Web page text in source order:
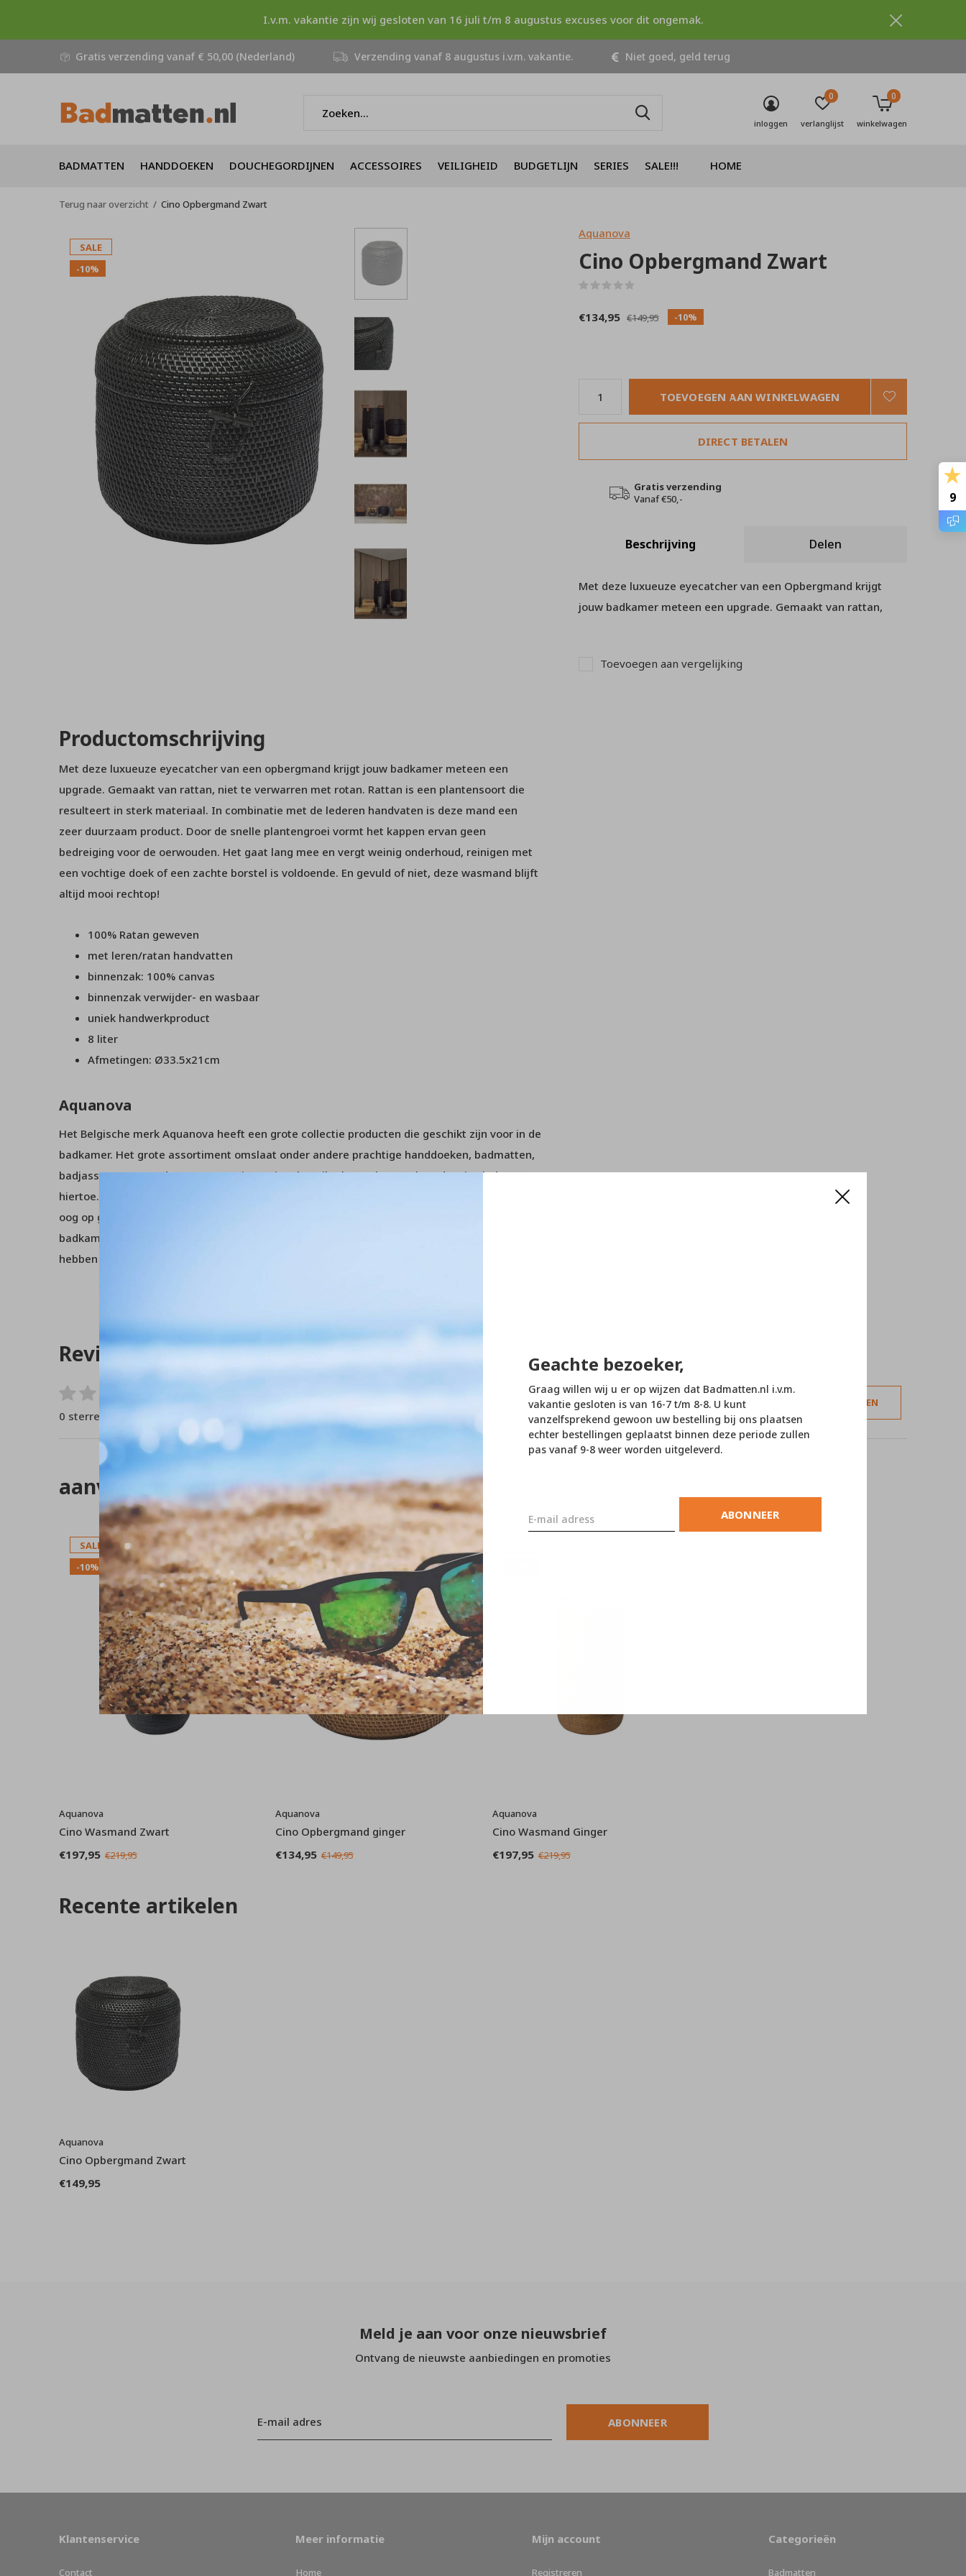
Geachte bezoeker,
Graag willen wij u er op wijzen dat Badmatten.nl i.v.m.
vakantie gesloten is van 16-7 t/m 8-8. U kunt
vanzelfsprekend gewoon uw bestelling bij ons plaatsen
echter bestellingen geplaatst binnen deze periode zullen
pas vanaf 9-8 weer worden uitgeleverd.
ABONNEER
BADMATTEN HANDDOEKEN DOUCHEGORDIJNEN ACCESSOIRES VEILIGHEID BUDGETLIJN SERIES SALE!!! HOME
inloggen verlanglijst
0
winkelwagen
0
Gratis verzending vanaf € 50,00 (Nederland) Verzending vanaf 8 augustus i.v.m. vakantie. Niet goed, geld terug
I.v.m. vakantie zijn wij gesloten van 16 juli t/m 8 augustus excuses voor dit ongemak.
Terug naar overzicht Cino Opbergmand Zwart
SALE
-10%
Aquanova
Cino Opbergmand Zwart
€134,95 €149,95 -10%
TOEVOEGEN AAN WINKELWAGEN
DIRECT BETALEN
Gratis verzending
Vanaf €50,-
Beschrijving Delen
Met deze luxueuze eyecatcher van een Opbergmand krijgt
jouw badkamer meteen een upgrade. Gemaakt van rattan,
Toevoegen aan vergelijking
Productomschrijving
Met deze luxueuze eyecatcher van een opbergmand krijgt jouw badkamer meteen een
upgrade. Gemaakt van rattan, niet te verwarren met rotan. Rattan is een plantensoort die
resulteert in sterk materiaal. In combinatie met de lederen handvaten is deze mand een
zeer duurzaam product. Door de snelle plantengroei vormt het kappen ervan geen
bedreiging voor de oerwouden. Het gaat lang mee en vergt weinig onderhoud, reinigen met
een vochtige doek of een zachte borstel is voldoende. En gevuld of niet, deze wasmand blijft
altijd mooi rechtop!
100% Ratan geweven
met leren/ratan handvatten
binnenzak: 100% canvas
binnenzak verwijder- en wasbaar
uniek handwerkproduct
8 liter
Afmetingen: Ø33.5x21cm
Aquanova
Het Belgische merk Aquanova heeft een grote collectie producten die geschikt zijn voor in de
badkamer. Het grote assortiment omslaat onder andere prachtige handdoeken, badmatten,
badjassen, wasmanden, zeeppompjes, spiegels, toilet borstels en opbergdoosjes behoren
hiertoe. Alle artikelen zijn gemaakt van hoogwaardige materialen en vervaardigd met het
oog op gebruikersgemak. Met de prachtige duurzame producten van Aquanova geeft u uw
badkamer in een handomdraai een rustgevende en mooie sfeer! Mocht u verder nog vragen
hebben over dit product of over iets anders, neem dan contact op met onze
Reviews
0 sterren op basis van 0 beoordelingen
JE BEOORDELING TOEVOEGEN
aanverwante artikelen
SALE
-10%
Aquanova
Cino Wasmand Zwart
€197,95 €219,95
SALE
-10%
Aquanova
Cino Opbergmand ginger
€134,95 €149,95
Aquanova
Cino Wasmand Ginger
€197,95 €219,95
Recente artikelen
Aquanova
Cino Opbergmand Zwart
€149,95
Meld je aan voor onze nieuwsbrief
Ontvang de nieuwste aanbiedingen en promoties
ABONNEER
Klantenservice
Contact
Meer informatie
Home
Mijn account
Registreren
Categorieën
Badmatten
9